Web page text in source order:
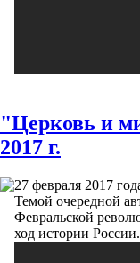
"Церковь и
2017 г.
27 февраля 2017
Темой очередной
Февральской
ход истории России.